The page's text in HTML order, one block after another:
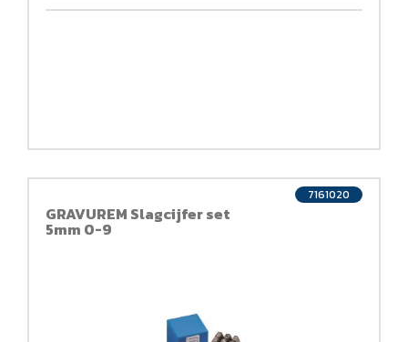
GRAVUREM Slagcijfer set
5mm 0-9
7161020